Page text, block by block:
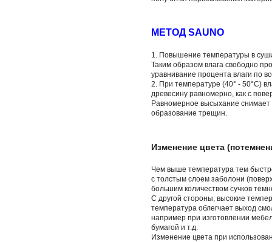
МЕТОД SAUNO
1. Повышение температуры в
Таким образом влага свободно
уравнивание процента влаги по
2. При температуре (40° - 50°C)
древесину равномерно, как с
Равномерное высыхание
образование трещин.
Изменение цвета
Чем выше температура тем
с толстым слоем заболони
большим количеством сучков
С другой стороны, высокие
температура облегчает выход
например при изготовлении
бумагой и т.д.
Изменение цвета при